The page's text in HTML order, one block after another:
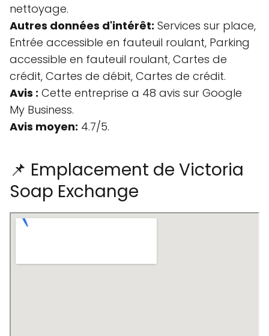
nettoyage.
Autres données d'intérêt: Services sur place,
Entrée accessible en fauteuil roulant, Parking
accessible en fauteuil roulant, Cartes de
crédit, Cartes de débit, Cartes de crédit.
Avis : Cette entreprise a 48 avis sur Google
My Business.
Avis moyen: 4.7/5.
📌 Emplacement de Victoria
Soap Exchange